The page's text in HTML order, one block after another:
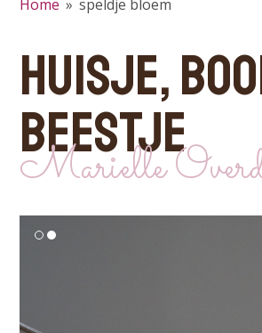
Home » speldje bloem
HUISJE,
BEESTJE
Marielle